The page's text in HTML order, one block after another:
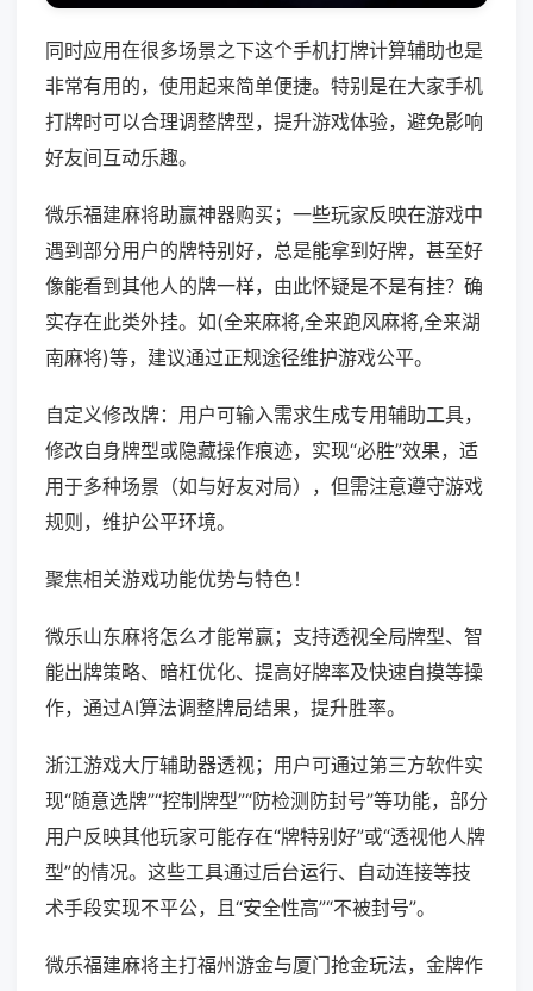
同时应用在很多场景之下这个手机打牌计算辅助也是
非常有用的，使用起来简单便捷。特别是在大家手机
打牌时可以合理调整牌型，提升游戏体验，避免影响
好友间互动乐趣。
微乐福建麻将助赢神器购买；一些玩家反映在游戏中
遇到部分用户的牌特别好，总是能拿到好牌，甚至好
像能看到其他人的牌一样，由此怀疑是不是有挂？确
实存在此类外挂。如(全来麻将,全来跑风麻将,全来湖
南麻将)等，建议通过正规途径维护游戏公平。
自定义修改牌：用户可输入需求生成专用辅助工具，
修改自身牌型或隐藏操作痕迹，实现“必胜”效果，适
用于多种场景（如与好友对局），但需注意遵守游戏
规则，维护公平环境。
聚焦相关游戏功能优势与特色！
微乐山东麻将怎么才能常赢；支持透视全局牌型、智
能出牌策略、暗杠优化、提高好牌率及快速自摸等操
作，通过AI算法调整牌局结果，提升胜率。
浙江游戏大厅辅助器透视；用户可通过第三方软件实
现“随意选牌”“控制牌型”“防检测防封号”等功能，部分
用户反映其他玩家可能存在“牌特别好”或“透视他人牌
型”的情况。这些工具通过后台运行、自动连接等技
术手段实现不平公，且“安全性高”“不被封号”。
微乐福建麻将主打福州游金与厦门抢金玩法，金牌作